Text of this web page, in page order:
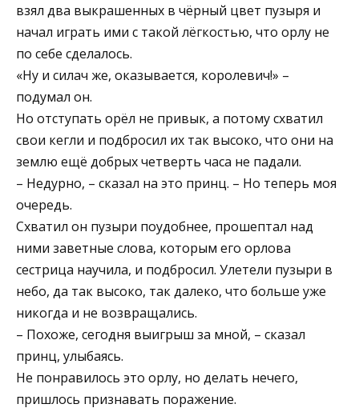
взял два выкрашенных в чёрный цвет пузыря и
начал играть ими с такой лёгкостью, что орлу не
по себе сделалось.
«Ну и силач же, оказывается, королевич!» –
подумал он.
Но отступать орёл не привык, а потому схватил
свои кегли и подбросил их так высоко, что они на
землю ещё добрых четверть часа не падали.
– Недурно, – сказал на это принц. – Но теперь моя
очередь.
Схватил он пузыри поудобнее, прошептал над
ними заветные слова, которым его орлова
сестрица научила, и подбросил. Улетели пузыри в
небо, да так высоко, так далеко, что больше уже
никогда и не возвращались.
– Похоже, сегодня выигрыш за мной, – сказал
принц, улыбаясь.
Не понравилось это орлу, но делать нечего,
пришлось признавать поражение.